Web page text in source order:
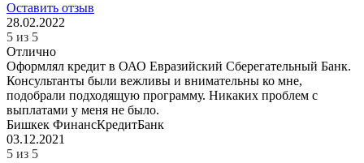
Оставить отзыв
28.02.2022
5 из 5
Отлично
Оформлял кредит в ОАО Евразийский Сберегательный Банк.
Консультанты были вежливы и внимательны ко мне,
подобрали подходящую программу. Никаких проблем с
выплатами у меня не было.
Бишкек ФинансКредитБанк
03.12.2021
5 из 5